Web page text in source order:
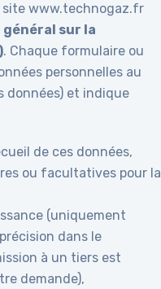
site www.technogaz.fr
sur la
. Chaque formulaire ou
personnelles au
données) et indique
de ces données,
ou facultatives pour la
(uniquement
dans le
à un tiers est
demande),